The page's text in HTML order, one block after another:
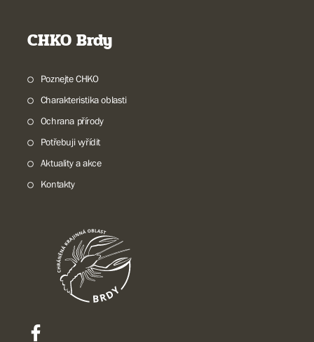
CHKO Brdy
Poznejte CHKO
Charakteristika oblasti
Ochrana přírody
Potřebuji vyřídit
Aktuality a akce
Kontakty